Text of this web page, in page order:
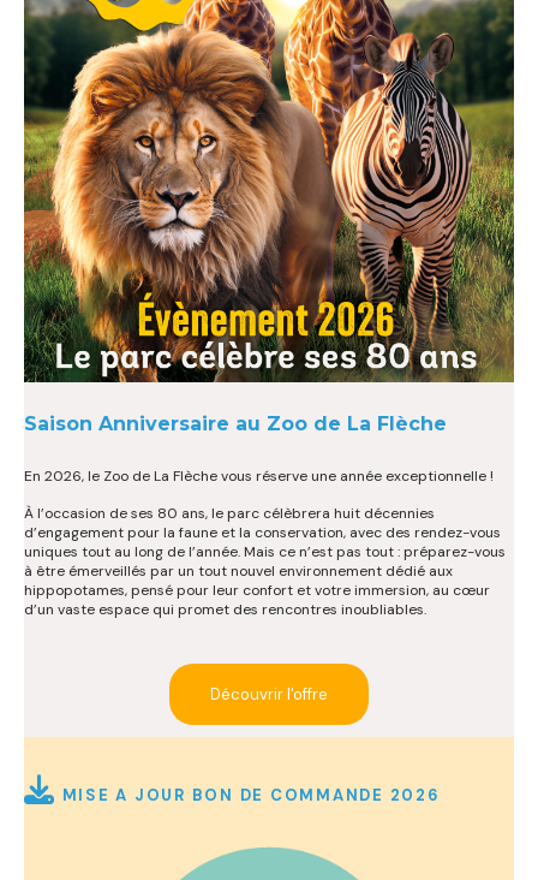
Saison Anniversaire au Zoo de La Flèche
En 2026, le Zoo de La Flèche vous réserve une année exceptionnelle !
À l’occasion de ses 80 ans, le parc célèbrera huit décennies
d’engagement pour la faune et la conservation, avec des rendez-vous
uniques tout au long de l’année. Mais ce n’est pas tout : préparez-vous
à être émerveillés par un tout nouvel environnement dédié aux
hippopotames, pensé pour leur confort et votre immersion, au cœur
d’un vaste espace qui promet des rencontres inoubliables.
Découvrir l'offre
 MISE A JOUR BON DE COMMANDE 2026